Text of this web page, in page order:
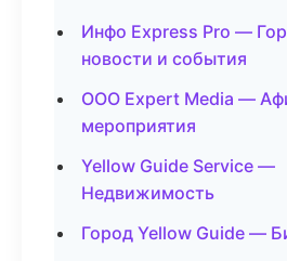
Инфо Express Pro —
новости и события
ООО Expert Media —
мероприятия
Yellow Guide Service —
Недвижимость
Город Yellow Guide —